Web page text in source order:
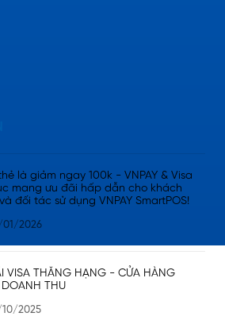
là giảm ngay 100k - VNPAY & Visa
mang ưu đãi hấp dẫn cho khách
đối tác sử dụng VNPAY SmartPOS!
01/2026
VISA THĂNG HẠNG - CỬA HÀNG
DOANH THU
10/2025